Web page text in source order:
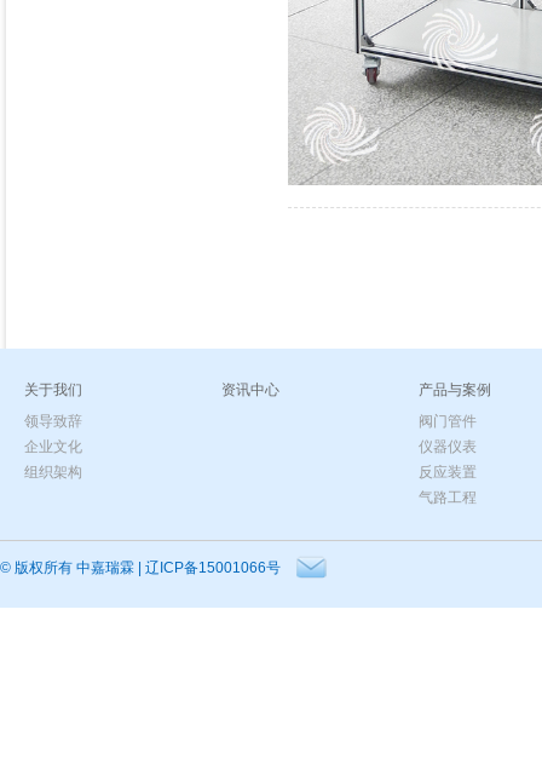
关于我们
领导致辞
企业文化
组织架构
资讯中心
产品与案例
阀门管件
仪器仪表
反应装置
气路工程
© 版权所有 中嘉瑞霖 | 辽ICP备15001066号